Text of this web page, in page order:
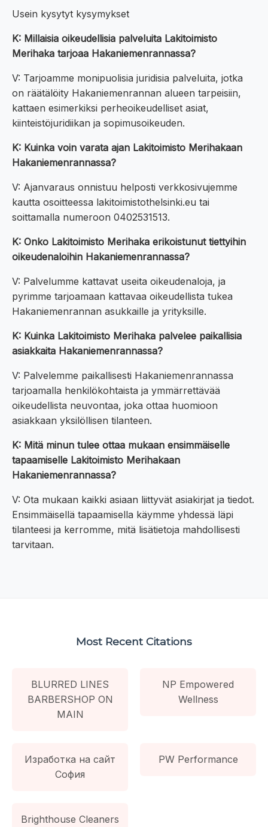
Usein kysytyt kysymykset
K: Millaisia oikeudellisia palveluita Lakitoimisto
Merihaka tarjoaa Hakaniemenrannassa?
V: Tarjoamme monipuolisia juridisia palveluita, jotka
on räätälöity Hakaniemenrannan alueen tarpeisiin,
kattaen esimerkiksi perheoikeudelliset asiat,
kiinteistöjuridiikan ja sopimusoikeuden.
K: Kuinka voin varata ajan Lakitoimisto Merihakaan
Hakaniemenrannassa?
V: Ajanvaraus onnistuu helposti verkkosivujemme
kautta osoitteessa lakitoimistothelsinki.eu tai
soittamalla numeroon 0402531513.
K: Onko Lakitoimisto Merihaka erikoistunut tiettyihin
oikeudenaloihin Hakaniemenrannassa?
V: Palvelumme kattavat useita oikeudenaloja, ja
pyrimme tarjoamaan kattavaa oikeudellista tukea
Hakaniemenrannan asukkaille ja yrityksille.
K: Kuinka Lakitoimisto Merihaka palvelee paikallisia
asiakkaita Hakaniemenrannassa?
V: Palvelemme paikallisesti Hakaniemenrannassa
tarjoamalla henkilökohtaista ja ymmärrettävää
oikeudellista neuvontaa, joka ottaa huomioon
asiakkaan yksilöllisen tilanteen.
K: Mitä minun tulee ottaa mukaan ensimmäiselle
tapaamiselle Lakitoimisto Merihakaan
Hakaniemenrannassa?
V: Ota mukaan kaikki asiaan liittyvät asiakirjat ja tiedot.
Ensimmäisellä tapaamisella käymme yhdessä läpi
tilanteesi ja kerromme, mitä lisätietoja mahdollisesti
tarvitaan.
Most Recent Citations
BLURRED LINES
BARBERSHOP ON
MAIN
NP Empowered
Wellness
Изработка на сайт
София
PW Performance
Brighthouse Cleaners